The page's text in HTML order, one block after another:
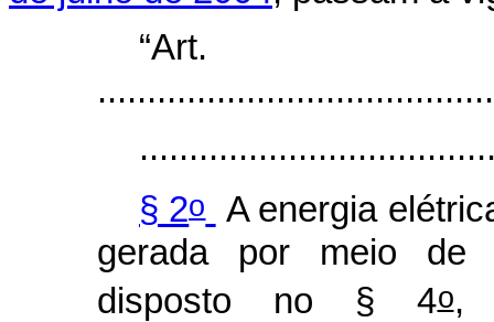
§ 2o
A energia
gerada por meio de
disposto no § 4o,